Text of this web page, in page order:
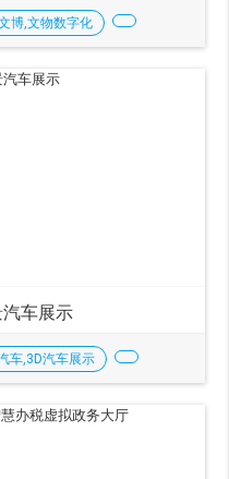
博,文物数字化
车展示
车,3D汽车展示